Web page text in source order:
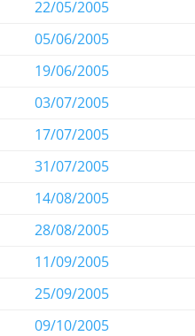
22/05/2005
05/06/2005
19/06/2005
03/07/2005
17/07/2005
31/07/2005
14/08/2005
28/08/2005
11/09/2005
25/09/2005
09/10/2005